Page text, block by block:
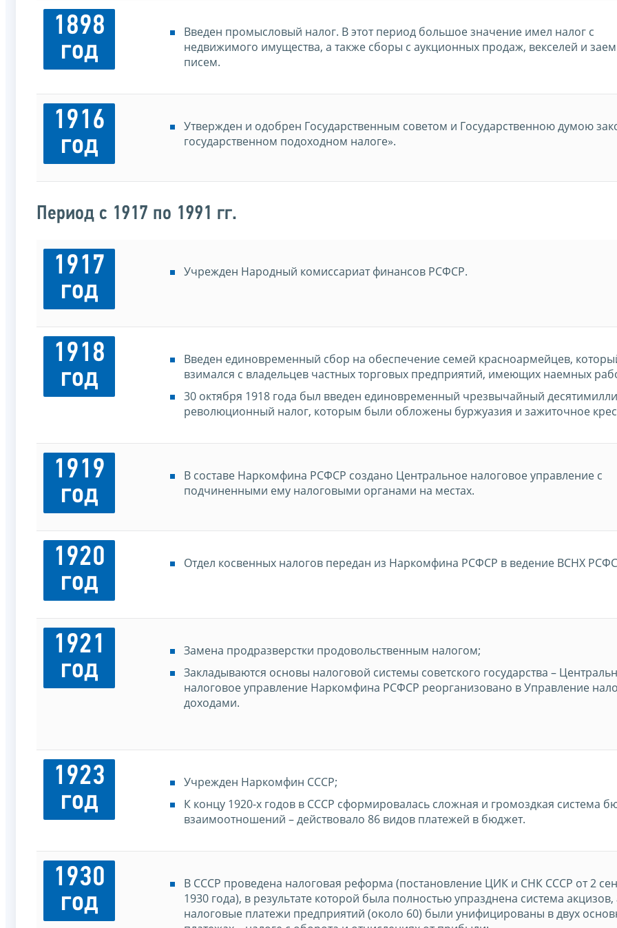
1898
год
Введен промысловый налог. В этот период большое значение имел налог с
недвижимого имущества, а также сборы с аукционных продаж, векселей и
писем.
1916
год
Утвержден и одобрен Государственным советом и Государственною думою
государственном подоходном налоге».
Период с 1917 по 1991 гг.
1917
год
Учрежден Народный комиссариат финансов РСФСР.
1918
год
Введен единовременный сбор на обеспечение семей красноармейцев,
взимался с владельцев частных торговых предприятий, имеющих наемных
30 октября 1918 года был введен единовременный чрезвычайный
революционный налог, которым были обложены буржуазия и зажиточное
1919
год
В составе Наркомфина РСФСР создано Центральное налоговое управление с
подчиненными ему налоговыми органами на местах.
1920
год
Отдел косвенных налогов передан из Наркомфина РСФСР в ведение ВСНХ
1921
год
Замена продразверстки продовольственным налогом;
Закладываются основы налоговой системы советского государства –
налоговое управление Наркомфина РСФСР реорганизовано в Управление
доходами.
1923
год
Учрежден Наркомфин СССР;
К концу 1920-х годов в СССР сформировалась сложная и громоздкая система
взаимоотношений – действовало 86 видов платежей в бюджет.
1930
год
В СССР проведена налоговая реформа (постановление ЦИК и СНК СССР от 2
1930 года), в результате которой была полностью упразднена система акцизов,
налоговые платежи предприятий (около 60) были унифицированы в двух